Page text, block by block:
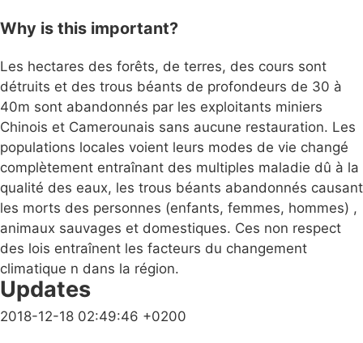
Why is this important?
Les hectares des forêts, de terres, des cours sont
détruits et des trous béants de profondeurs de 30 à
40m sont abandonnés par les exploitants miniers
Chinois et Camerounais sans aucune restauration. Les
populations locales voient leurs modes de vie changé
complètement entraînant des multiples maladie dû à la
qualité des eaux, les trous béants abandonnés causant
les morts des personnes (enfants, femmes, hommes) ,
animaux sauvages et domestiques. Ces non respect
des lois entraînent les facteurs du changement
climatique n dans la région.
Updates
2018-12-18 02:49:46 +0200